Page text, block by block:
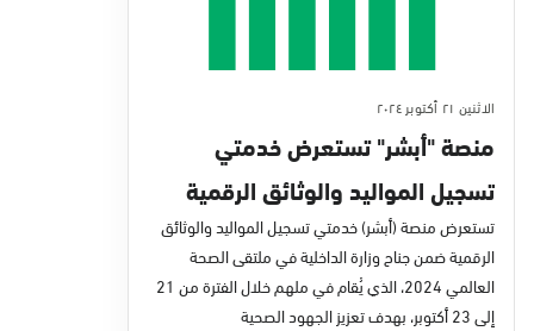
الاثنين ٢١ أكتوبر ٢٠٢٤
منصة "أبشر" تستعرض خدمتي
تسجيل المواليد والوثائق الرقمية
في ملتقى الصحة العالمي 2024
تستعرض منصة (أبشر) خدمتي تسجيل المواليد والوثائق
الرقمية ضمن جناح وزارة الداخلية في ملتقى الصحة
العالمي 2024، الذي يُقام في ملهم خلال الفترة من 21
إلى 23 أكتوبر، بهدف تعزيز الجهود الصحية